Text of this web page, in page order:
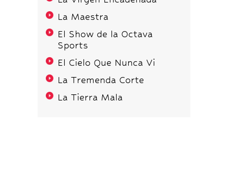
La Maestra
El Show de la Octava
Sports
El Cielo Que Nunca Vi
La Tremenda Corte
La Tierra Mala